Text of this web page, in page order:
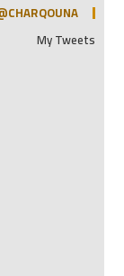
My Tweets